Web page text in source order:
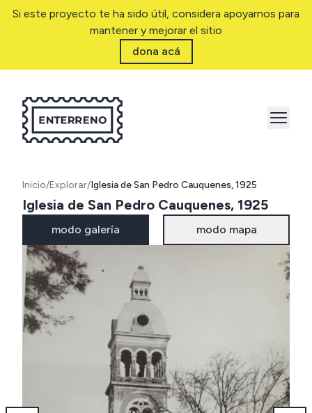
Si este proyecto te ha sido útil, considera apoyarnos para
mantener y mejorar el sitio
dona acá
Inicio/Explorar/Iglesia de San Pedro Cauquenes, 1925
Iglesia de San Pedro Cauquenes, 1925
modo galería modo mapa